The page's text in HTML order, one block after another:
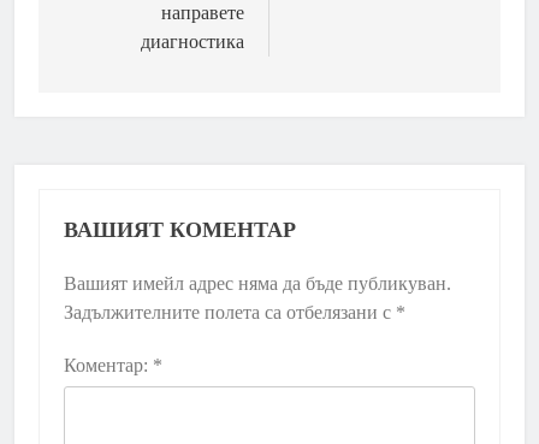
направете
диагностика
ВАШИЯТ КОМЕНТАР
Вашият имейл адрес няма да бъде публикуван.
Задължителните полета са отбелязани с *
Коментар: *